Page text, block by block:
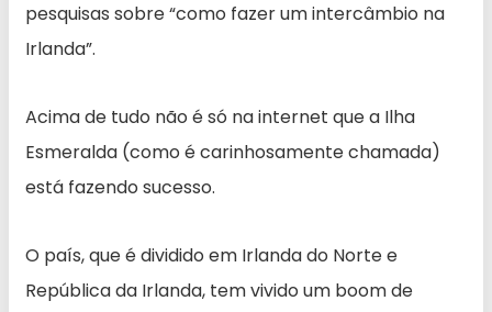
pesquisas sobre “como fazer um intercâmbio na
Irlanda”.
Acima de tudo não é só na internet que a Ilha
Esmeralda (como é carinhosamente chamada)
está fazendo sucesso.
O país, que é dividido em Irlanda do Norte e
República da Irlanda, tem vivido um boom de